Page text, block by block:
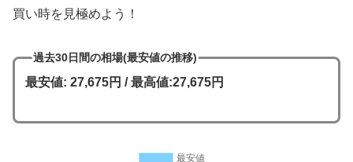
買い時を見極めよう！
過去30日間の相場(最安値の推移)
最安値: 27,675円 / 最高値:27,675円